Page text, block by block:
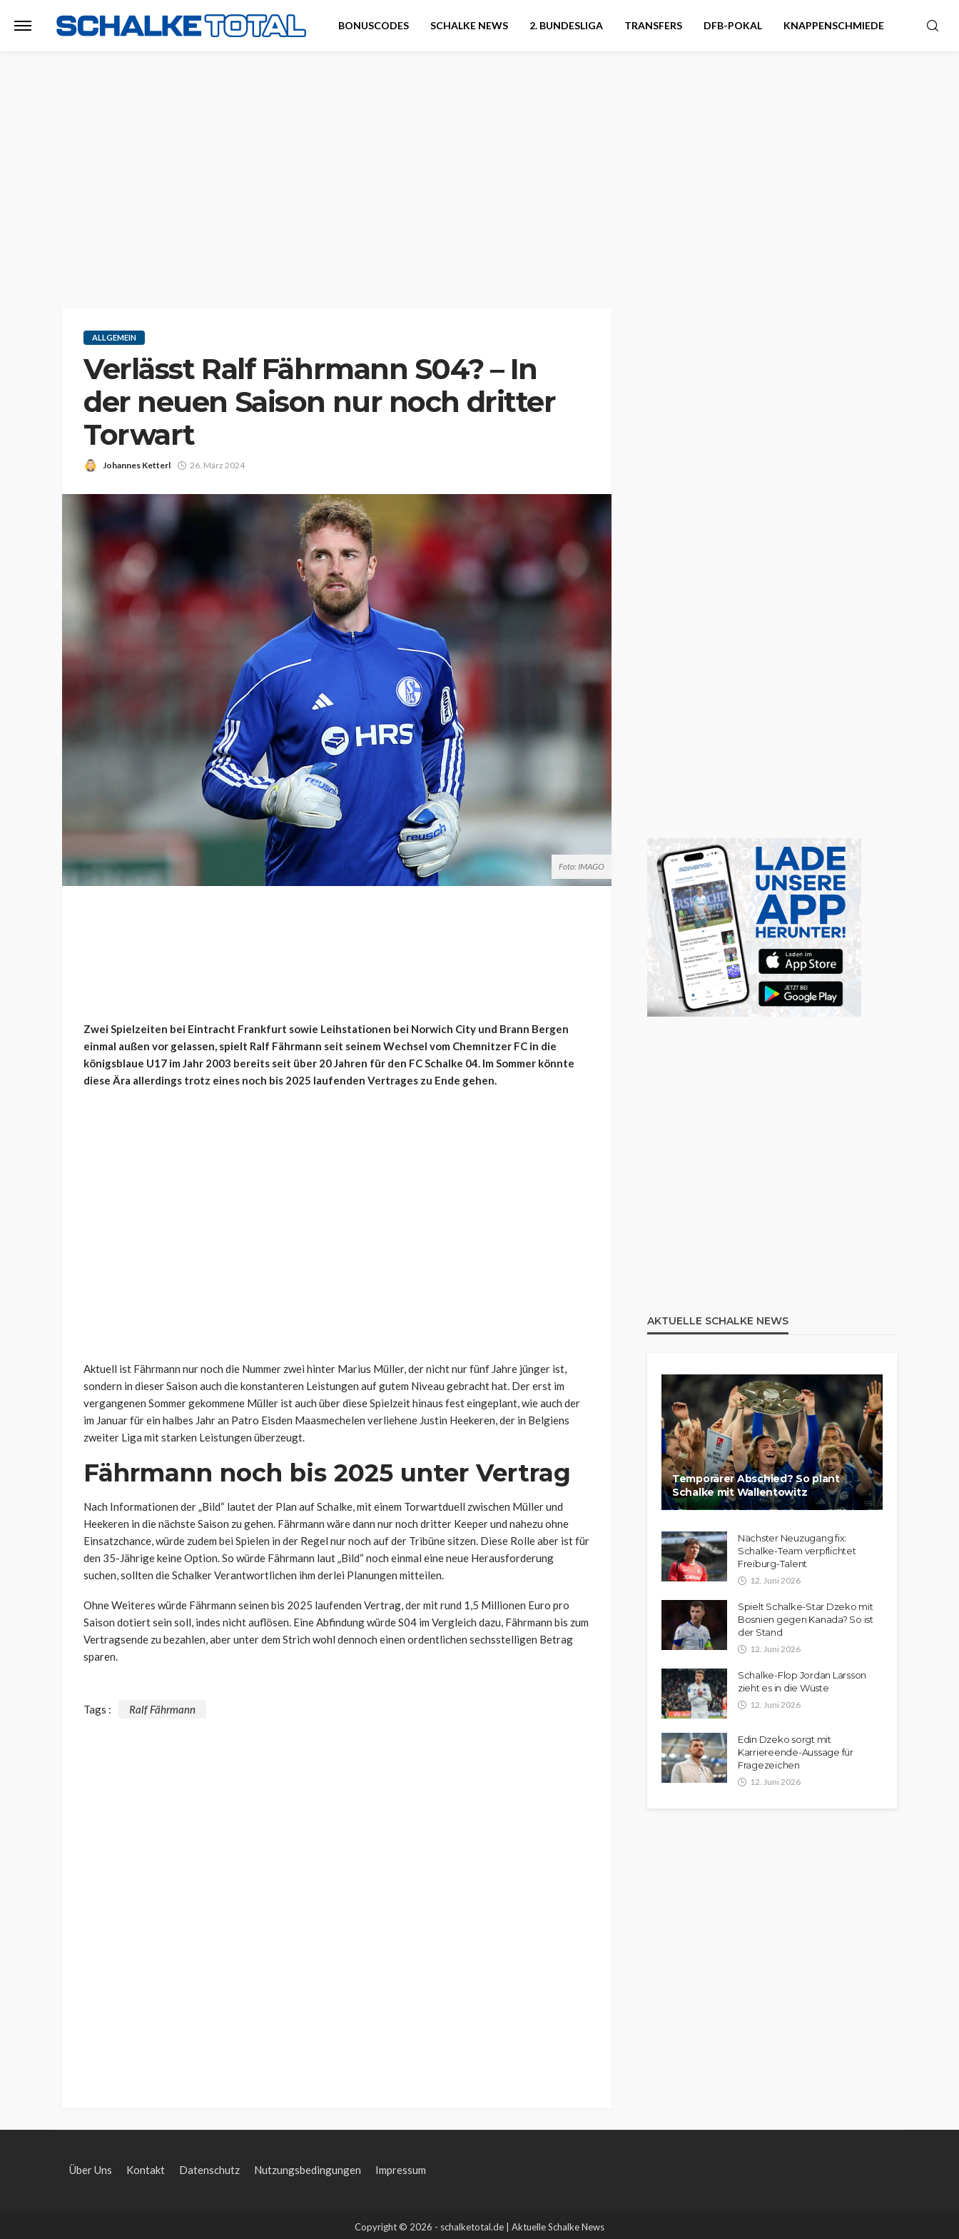
BONUSCODES SCHALKE NEWS 2. BUNDESLIGA TRANSFERS DFB-POKAL KNAPPENSCHMIEDE
ALLGEMEIN
Verlässt Ralf Fährmann S04? – In
der neuen Saison nur noch dritter
Torwart
Johannes Ketterl 26. März 2024
Foto: IMAGO
Zwei Spielzeiten bei Eintracht Frankfurt sowie Leihstationen bei Norwich City und Brann Bergen
einmal außen vor gelassen, spielt Ralf Fährmann seit seinem Wechsel vom Chemnitzer FC in die
königsblaue U17 im Jahr 2003 bereits seit über 20 Jahren für den FC Schalke 04. Im Sommer könnte
diese Ära allerdings trotz eines noch bis 2025 laufenden Vertrages zu Ende gehen.
Aktuell ist Fährmann nur noch die Nummer zwei hinter Marius Müller, der nicht nur fünf Jahre jünger ist,
sondern in dieser Saison auch die konstanteren Leistungen auf gutem Niveau gebracht hat. Der erst im
vergangenen Sommer gekommene Müller ist auch über diese Spielzeit hinaus fest eingeplant, wie auch der
im Januar für ein halbes Jahr an Patro Eisden Maasmechelen verliehene Justin Heekeren, der in Belgiens
zweiter Liga mit starken Leistungen überzeugt.
Fährmann noch bis 2025 unter Vertrag
Nach Informationen der „Bild“ lautet der Plan auf Schalke, mit einem Torwartduell zwischen Müller und
Heekeren in die nächste Saison zu gehen. Fährmann wäre dann nur noch dritter Keeper und nahezu ohne
Einsatzchance, würde zudem bei Spielen in der Regel nur noch auf der Tribüne sitzen. Diese Rolle aber ist für
den 35-Jährige keine Option. So würde Fährmann laut „Bild“ noch einmal eine neue Herausforderung
suchen, sollten die Schalker Verantwortlichen ihm derlei Planungen mitteilen.
Ohne Weiteres würde Fährmann seinen bis 2025 laufenden Vertrag, der mit rund 1,5 Millionen Euro pro
Saison dotiert sein soll, indes nicht auflösen. Eine Abfindung würde S04 im Vergleich dazu, Fährmann bis zum
Vertragsende zu bezahlen, aber unter dem Strich wohl dennoch einen ordentlichen sechsstelligen Betrag
sparen.
Tags : Ralf Fährmann
AKTUELLE SCHALKE NEWS
Temporärer Abschied? So plant
Schalke mit Wallentowitz
Nächster Neuzugang fix:
Schalke-Team verpflichtet
Freiburg-Talent
12. Juni 2026
Spielt Schalke-Star Dzeko mit
Bosnien gegen Kanada? So ist
der Stand
12. Juni 2026
Schalke-Flop Jordan Larsson
zieht es in die Wüste
12. Juni 2026
Edin Dzeko sorgt mit
Karriereende-Aussage für
Fragezeichen
12. Juni 2026
Über Uns Kontakt Datenschutz Nutzungsbedingungen Impressum
Copyright © 2026 - schalketotal.de | Aktuelle Schalke News